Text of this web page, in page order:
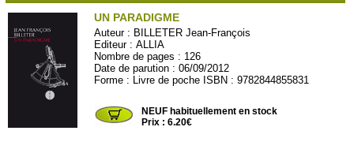
UN PARADIGME
Auteur : BILLETER Jean-François
Editeur :ALLIA
Nombre de pages : 126
Date de parution : 06/09/2012
Forme : Livre de poche ISBN : 9782844855831
NEUF habituellement en stock
Prix : 6.20€